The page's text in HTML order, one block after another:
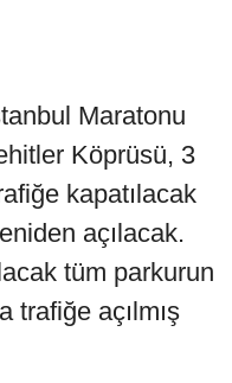
Maratonu
Köprüsü, 3
kapatılacak
açılacak.
tüm parkurun
trafiğe açılmış